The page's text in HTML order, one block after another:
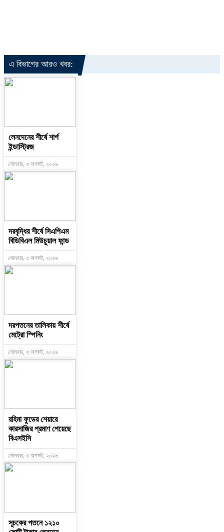
এ বিভাগের আরও খবর:
লেনদেনের শীর্ষে শার্প
ইন্ডাস্ট্রিজ
সোমবার, ৩ অগাস্ট, ২০২৬
দরবৃদ্ধির শীর্ষে সিএপিএম
বিডিবিএল মিউচুয়াল ফান্ড
সোমবার, ৩ অগাস্ট, ২০২৬
দরপতনের তালিকায় শীর্ষে
মেট্রো স্পিনিং
সোমবার, ৩ অগাস্ট, ২০২৬
রহিমা ফুডের শেয়ারে
কারসাজির প্রমাণ পেয়েছে
বিএসইসি
সোমবার, ৩ অগাস্ট, ২০২৬
সূচকের পতনে ১২১০